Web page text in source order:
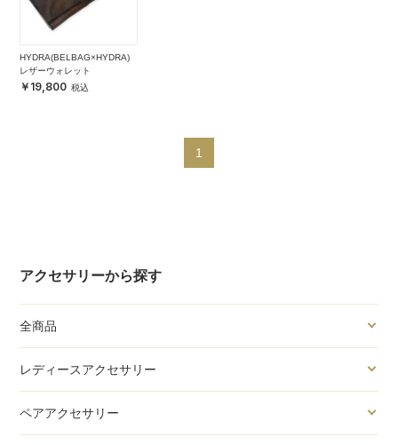
アクセサリーから探す
全商品
レディースアクセサリー
ペアアクセサリー
HYDRA(BELBAG×HYDRA)
レザーウォレット
19,800
1